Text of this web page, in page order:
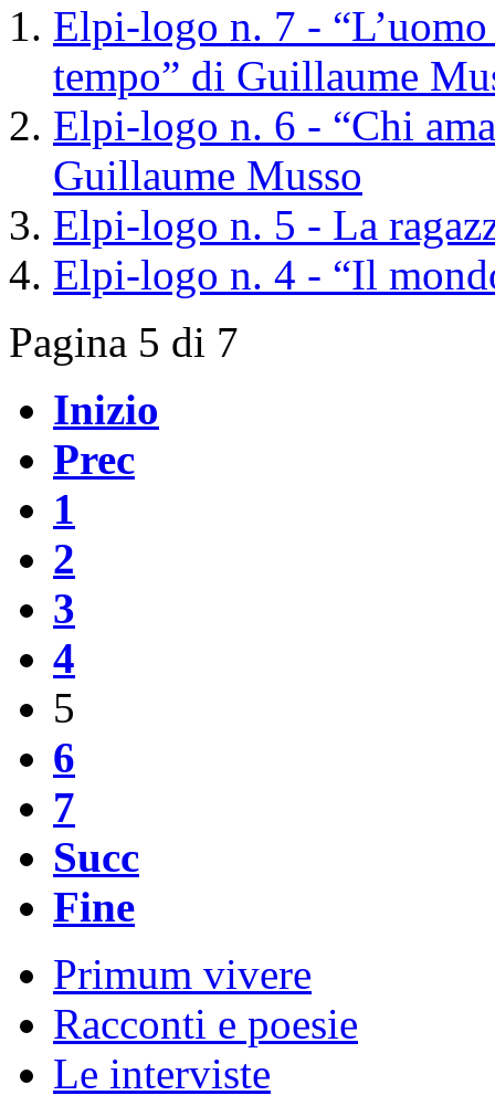
Elpi-logo n. 7 -
tempo” di Guillaume
Elpi-logo n. 6 - “Chi
Guillaume Musso
Elpi-logo n. 5 - La
Elpi-logo n. 4 - “Il
Pagina 5 di 7
Inizio
Prec
1
2
3
4
5
6
7
Succ
Fine
Primum vivere
Racconti e poesie
Le interviste